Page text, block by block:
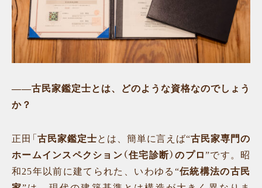
——古民家鑑定士とは、どのような資格なのでしょう
か？
正田「 古民家鑑定士とは、簡単に言えば“古民家専門の
ホームインスペクション（住宅診断）のプロ”です。昭
和25年以前に建てられた、いわゆる“伝統構法の古民